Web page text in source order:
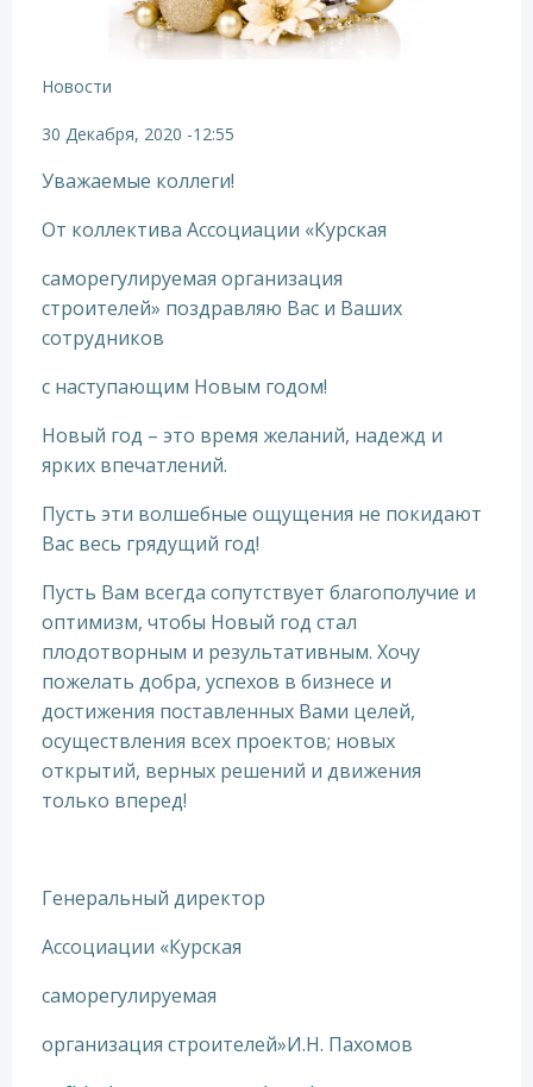
Новости
30 Декабря, 2020 -12:55
Уважаемые коллеги!
От коллектива Ассоциации «Курская
саморегулируемая организация
строителей» поздравляю Вас и Ваших
сотрудников
с наступающим Новым годом!
Новый год – это время желаний, надежд и
ярких впечатлений.
Пусть эти волшебные ощущения не покидают
Вас весь грядущий год!
Пусть Вам всегда сопутствует благополучие и
оптимизм, чтобы Новый год стал
плодотворным и результативным. Хочу
пожелать добра, успехов в бизнесе и
достижения поставленных Вами целей,
осуществления всех проектов; новых
открытий, верных решений и движения
только вперед!
Генеральный директор
Ассоциации «Курская
саморегулируемая
организация строителей»И.Н. Пахомов